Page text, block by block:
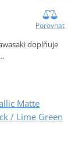
Porovnat
doplňuje
Matte
/ Lime Green